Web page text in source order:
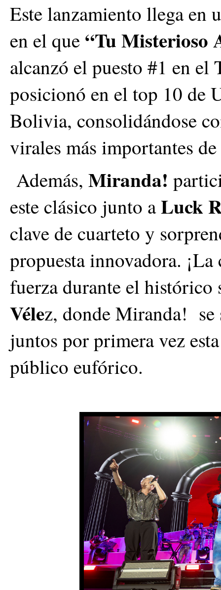
Este lanzamiento llega en
en el que “Tu Misterioso
alcanzó el puesto #1 en
posicionó en el top 10 de
Bolivia, consolidándose
virales más importantes
Además, Miranda!
este clásico junto aLuck
clave de cuarteto y
propuesta innovadora.
fuerza durante el histórico
Vélez, donde Miranda! se
juntos por primera vez
público eufórico.